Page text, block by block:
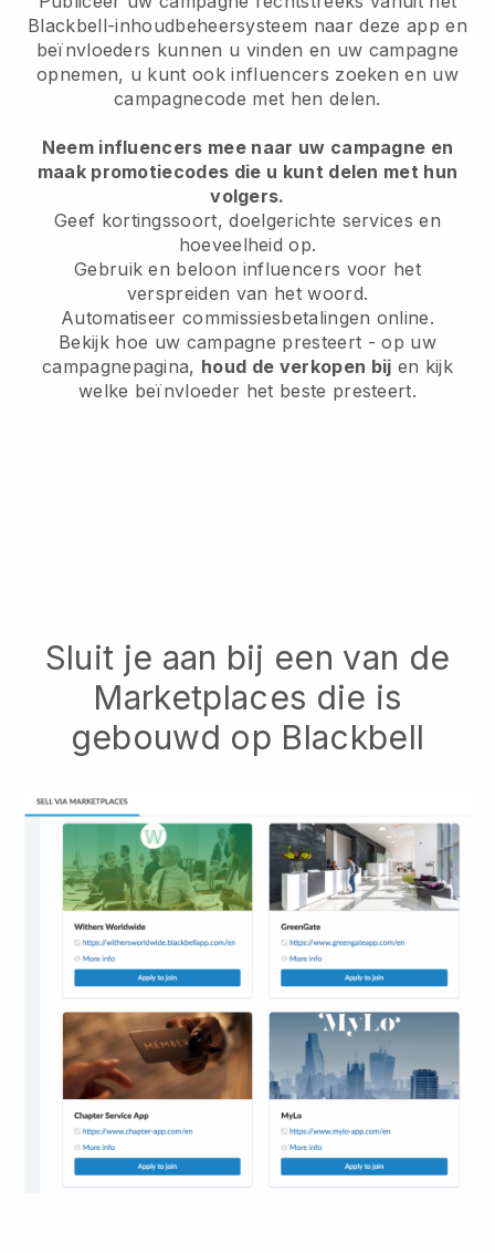
Blackbell-inhoudbeheersysteem naar deze app en
beïnvloeders kunnen u vinden en uw campagne
opnemen, u kunt ook influencers zoeken en uw
campagnecode met hen delen.
Neem influencers mee naar uw campagne en
maak promotiecodes die u kunt delen met hun
volgers.
Geef kortingssoort, doelgerichte services en
hoeveelheid op.
Gebruik en beloon influencers voor het
verspreiden van het woord.
Automatiseer commissiesbetalingen online.
Bekijk hoe uw campagne presteert - op uw
campagnepagina, houd de verkopen bij en kijk
welke beïnvloeder het beste presteert.
Sluit je aan bij een van de
Marketplaces die is
gebouwd op Blackbell